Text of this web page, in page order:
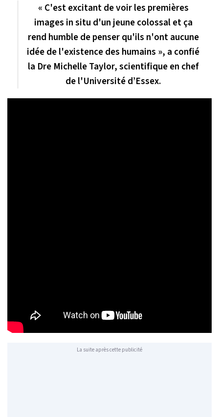
« C'est excitant de voir les premières
images in situ d'un jeune colossal et ça
rend humble de penser qu'ils n'ont aucune
idée de l'existence des humains », a confié
la Dre Michelle Taylor, scientifique en chef
de l'Université d’Essex.
La suite après cette publicité